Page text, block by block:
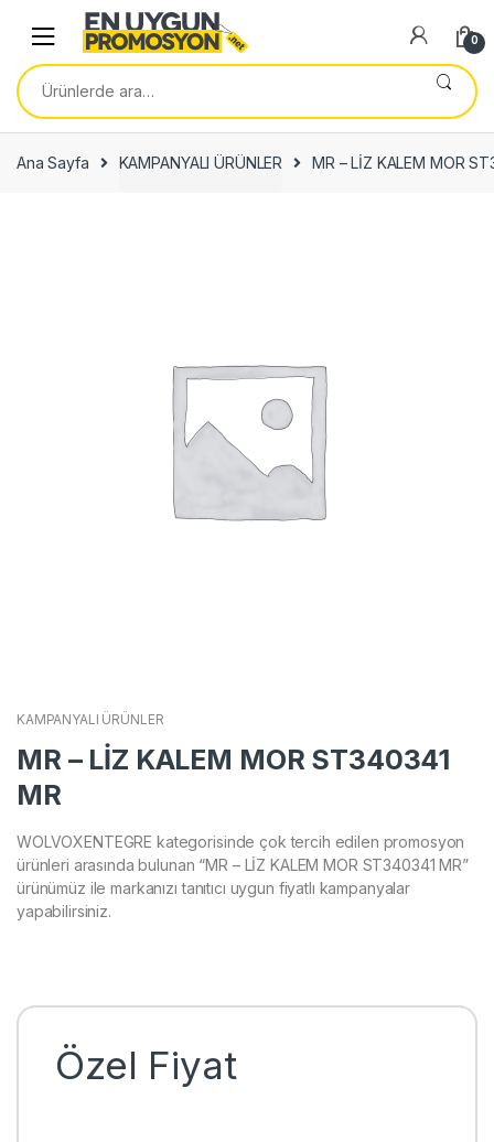
navigation
content
0
Ara:
Ana Sayfa KAMPANYALI ÜRÜNLER MR – LİZ KALEM MOR
KAMPANYALI ÜRÜNLER
MR – LİZ KALEM MOR ST340341
MR
WOLVOXENTEGRE kategorisinde çok tercih edilen promosyon
ürünleri arasında bulunan “MR – LİZ KALEM MOR ST340341 MR”
ürünümüz ile markanızı tanıtıcı uygun fiyatlı kampanyalar
yapabilirsiniz.
Özel Fiyat